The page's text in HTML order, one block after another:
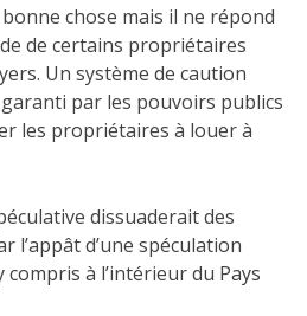
chose mais il ne répond
de certains propriétaires
Un système de caution
par les pouvoirs publics
les propriétaires à louer à
dissuaderait des
l’appât d’une spéculation
à l’intérieur du Pays